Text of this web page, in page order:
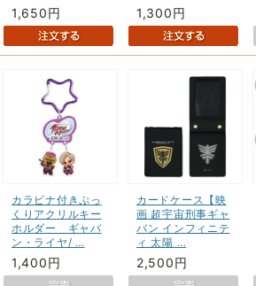
1,650円 1,300円
カラビナ付きぷっ
くりアクリルキー
ホルダー ギャバ
ン・ライヤ/ …
1,400円
カードケース【映
画 超宇宙刑事ギャ
バン インフィニテ
ィ 太陽 …
2,500円